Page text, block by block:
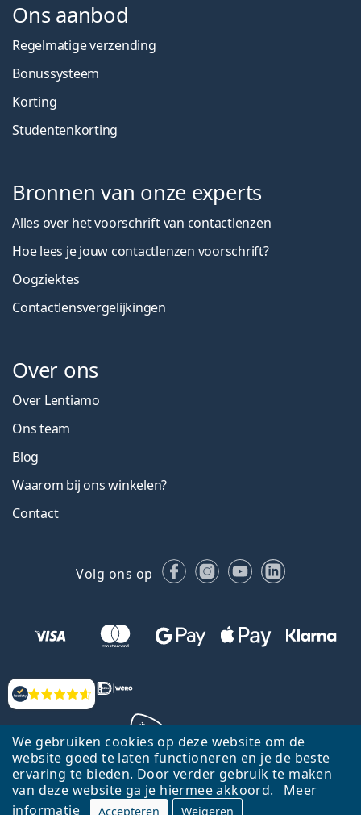
We gebruiken cookies op deze website om de
website goed te laten functioneren en je de beste
ervaring te bieden. Door verder gebruik te maken
van deze website ga je hiermee akkoord.
Meer
informatie
Accepteren Weigeren
Beoordelingen
Ons aanbod
Regelmatige verzending
Bonussysteem
Korting
Studentenkorting
Bronnen van onze experts
Alles over het voorschrift van contactlenzen
Hoe lees je jouw contactlenzen voorschrift?
Oogziektes
Contactlensvergelijkingen
Over ons
Over Lentiamo
Ons team
Blog
Waarom bij ons winkelen?
Contact
Volg ons op FacebookInstagram
YouTubeLinkedIn
Terug naar de homepagina
Ga omhoog